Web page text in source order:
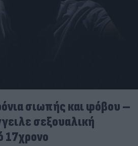
σιωπής και φόβου –
σεξουαλική
17χρονο